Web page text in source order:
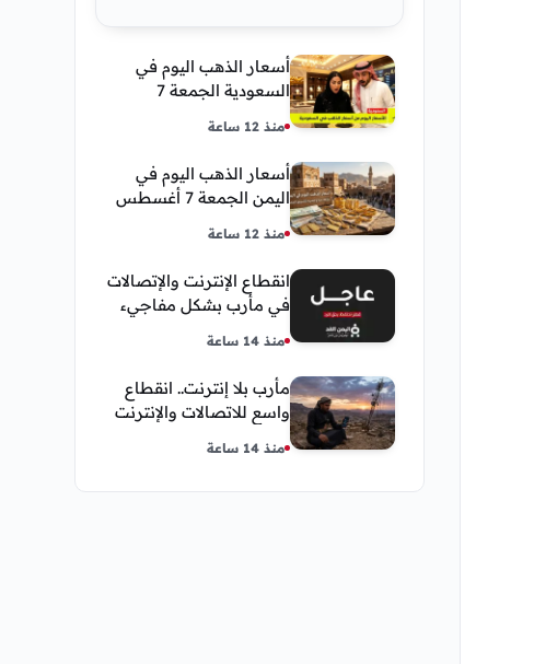
أسعار الذهب اليوم في
السعودية الجمعة 7
مباشر
منذ 12 ساعة
أسعار الذهب اليوم في
اليمن الجمعة 7 أغسطس
وعدن
منذ 12 ساعة
انقطاع الإنترنت والإتصالات
في مأرب بشكل مفاجيء
منذ 14 ساعة
مأرب بلا إنترنت.. انقطاع
واسع للاتصالات والإنترنت
المحافظة
منذ 14 ساعة